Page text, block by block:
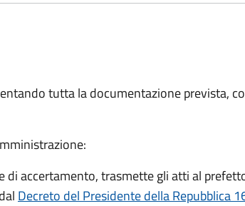
tutta la documentazione prevista,
di accertamento, trasmette gli atti al
Decreto del Presidente della Repubblica